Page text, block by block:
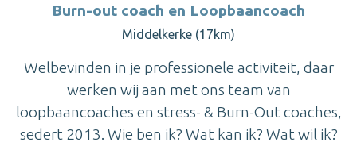
Burn-out coach en Loopbaancoach
Middelkerke (17km)
Welbevinden in je professionele activiteit, daar
werken wij aan met ons team van
loopbaancoaches en stress- & Burn-Out coaches,
sedert 2013. Wie ben ik? Wat kan ik? Wat wil ik?